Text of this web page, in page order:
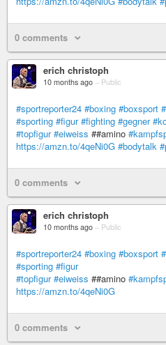
0 comments
erich christoph
10 months ago – Public
#sportreporter24 #boxing #boxsport
#sporting #figur #fighting #gegner
#topfigur #eiweiss ##amino
https://amzn.to/4qeNi0G #bodytalk
0 comments
erich christoph
10 months ago – Public
#sportreporter24 #boxing #boxsport
#sporting #figur
#topfigur #eiweiss ##amino
https://amzn.to/4qeNi0G
0 comments